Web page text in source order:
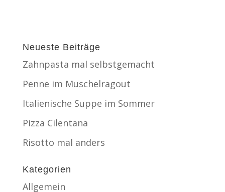
Neueste Beiträge
Zahnpasta mal selbstgemacht
Penne im Muschelragout
Italienische Suppe im Sommer
Pizza Cilentana
Risotto mal anders
Kategorien
Allgemein